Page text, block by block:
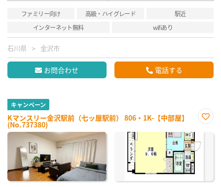
ファミリー向け 高級・ハイグレード
駅近
インターネット無料
wifiあり
石川県 金沢市
お問合わせ 電話する
キャンペーン
Kマンスリー金沢駅前（七ッ屋駅前） 806・1K-【中部屋】
(No.737380)
に入
り登
録